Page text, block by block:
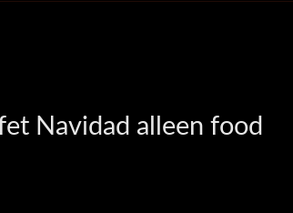
Navidad alleen food